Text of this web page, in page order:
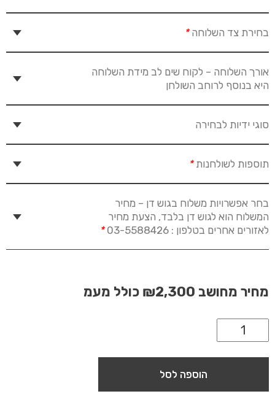
בחירת צד השלוחה*
אורך השלוחה – לקוח שים לב מידת השלוחה
היא בנוסף לרוחב השולחן
סוגי ידיות לבחירה
תוספות לשולחנות*
בחר אפשרויות משלוח בגוש דן – מחיר
המשלוח הוא לגוש דן בלבד, הצעת מחיר
לאזורים אחרים בטלפון : 03-5588426
*
מחיר מחושב ₪2,300 כולל מעמ
הוספה לסל